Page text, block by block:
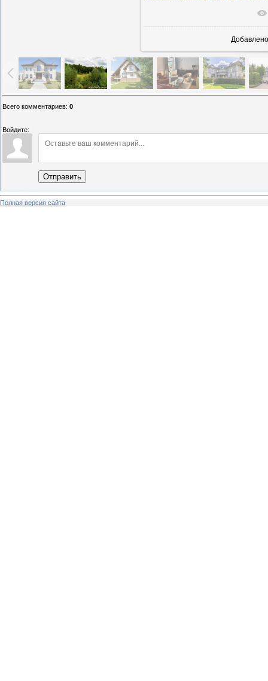
В
Добавлено
Всего комментариев: 0
Войдите:
Отправить
Полная версия сайта